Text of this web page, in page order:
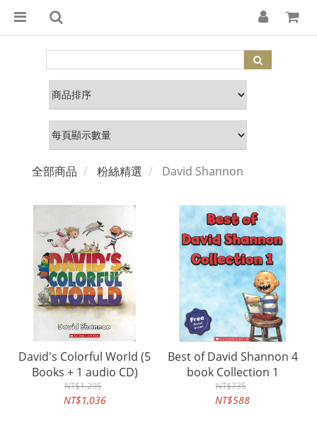
全部商品 粉絲精選 David Shannon
David's Colorful World (5
Books + 1 audio CD)
NT$1,295
NT$1,036
Best of David Shannon 4
book Collection 1
NT$735
NT$588